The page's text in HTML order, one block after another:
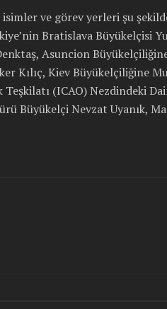
ve görev yerleri şu
Bratislava Büyükelçisi
Asuncion
Kılıç, Kiev Büyükelçiliğine
Teşkilatı (ICAO) Nezdindeki
Büyükelçi Nevzat Uyanık,